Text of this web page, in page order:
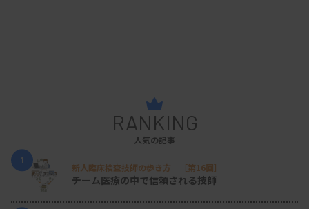
RANKING
人気の記事
1
新人臨床検査技師の歩き方 ［第16回］
チーム医療の中で信頼される技師